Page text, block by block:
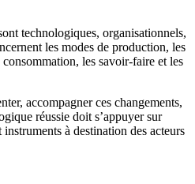
technologiques, organisationnels,
les modes de production, les
les savoir-faire et les
accompagner ces changements,
réussie doit s’appuyer sur
à destination des acteurs